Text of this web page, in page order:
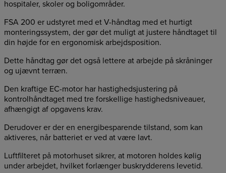
hospitaler, skoler og boligområder.
FSA 200 er udstyret med et V-håndtag med et hurtigt
monteringssystem, der gør det muligt at justere håndtaget til
din højde for en ergonomisk arbejdsposition.
Dette håndtag gør det også lettere at arbejde på skråninger
og ujævnt terræn.
Den kraftige EC-motor har hastighedsjustering på
kontrolhåndtaget med tre forskellige hastighedsniveauer,
afhængigt af opgavens krav.
Derudover er der en energibesparende tilstand, som kan
aktiveres, når batteriet er ved at være lavt.
Luftfilteret på motorhuset sikrer, at motoren holdes kølig
under arbejdet, hvilket forlænger buskrydderens levetid.